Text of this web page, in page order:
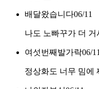
배달왔습니다06/11
나도 노빠꾸가 더
여섯번째발가락06/11
정상화도 너무 밈에